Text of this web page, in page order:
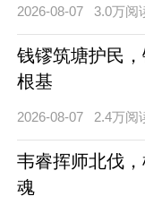
2026-08-07 3.0万阅
钱镠筑塘护民
根基
2026-08-07 2.4万阅
韦睿挥师北伐
魂